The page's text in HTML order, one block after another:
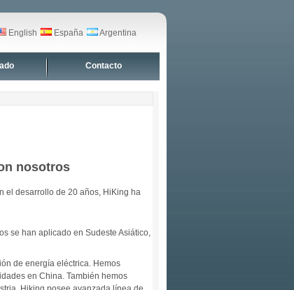
English España Argentina
Contacto
nosotros
el desarrollo de 20 años, HiKing ha
se han aplicado en Sudeste Asiático,
de energía eléctrica. Hemos
en China. También hemos